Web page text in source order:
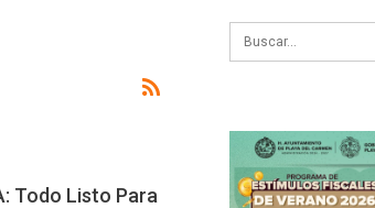
Todo Listo Para